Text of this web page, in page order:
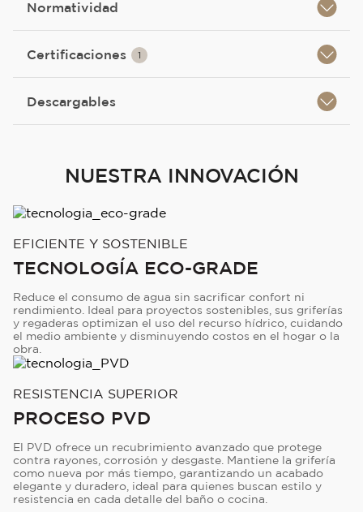
Normatividad
Certificaciones 1
Descargables
NUESTRA INNOVACIÓN
EFICIENTE Y SOSTENIBLE
TECNOLOGÍA ECO-GRADE
Reduce el consumo de agua sin sacrificar confort ni
rendimiento. Ideal para proyectos sostenibles, sus griferías
y regaderas optimizan el uso del recurso hídrico, cuidando
el medio ambiente y disminuyendo costos en el hogar o la
obra.
RESISTENCIA SUPERIOR
PROCESO PVD
El PVD ofrece un recubrimiento avanzado que protege
contra rayones, corrosión y desgaste. Mantiene la grifería
como nueva por más tiempo, garantizando un acabado
elegante y duradero, ideal para quienes buscan estilo y
resistencia en cada detalle del baño o cocina.